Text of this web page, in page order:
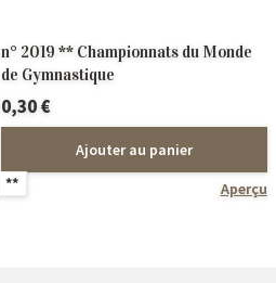
n° 2019 ** Championnats du Monde
de Gymnastique
**
0,30€
Ajouter au panier
Aperçu